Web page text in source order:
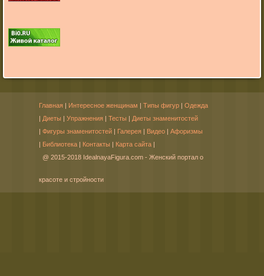
Главная | Интересное женщинам | Типы фигур | Одежда
| Диеты | Упражнения | Тесты | Диеты знаменитостей
| Фигуры знаменитостей | Галерея | Видео | Афоризмы
| Библиотека | Контакты | Карта сайта |
@ 2015-2018 IdealnayaFigura.com - Женский портал о
красоте и стройности